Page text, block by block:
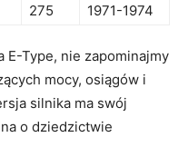
275 1971-1974
E-Type, nie zapominajmy
‍mocy, osiągów⁣ i
silnika ma ⁢swój
⁣o ⁣dziedzictwie